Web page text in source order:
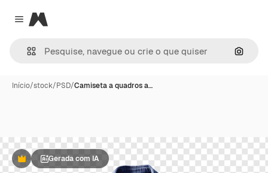
Close menu
Magnific
Início/stock/PSD/Camiseta a quadros a…
PremiumGerada com IA